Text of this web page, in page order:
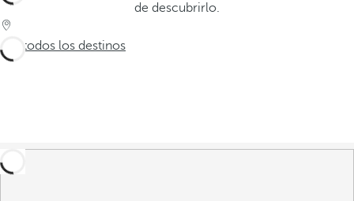
de descubrirlo.
Ver todos los destinos